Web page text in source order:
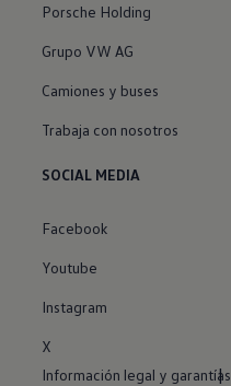
Porsche Holding
Grupo VW AG
Camiones y buses
Trabaja con nosotros
SOCIAL MEDIA
Facebook
Youtube
Instagram
X
Información legal y garantías